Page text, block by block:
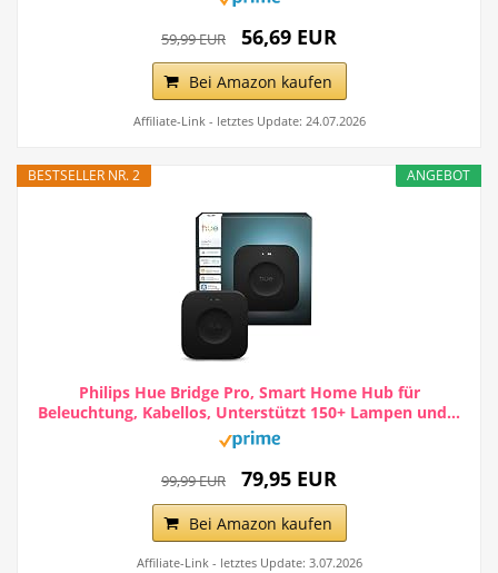
59,99 EUR 56,69 EUR
Bei Amazon kaufen
Affiliate-Link - letztes Update: 24.07.2026
ANGEBOT
BESTSELLER NR. 2
Philips Hue Bridge Pro, Smart Home Hub für
Beleuchtung, Kabellos, Unterstützt 150+ Lampen und...
99,99 EUR 79,95 EUR
Bei Amazon kaufen
Affiliate-Link - letztes Update: 3.07.2026